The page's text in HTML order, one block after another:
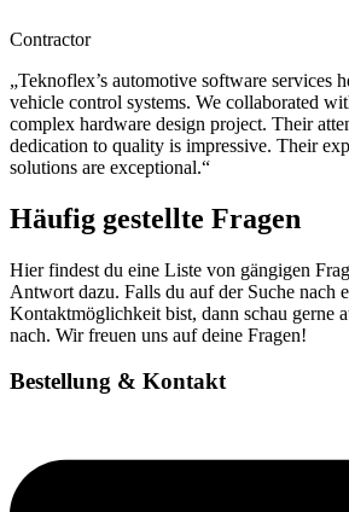
Contractor
„Teknoflex’s automotive software services
vehicle control systems. We collaborated
complex hardware design project. Their
dedication to quality is impressive. Their
solutions are exceptional.“
Häufig gestellte Fragen
Hier findest du eine Liste von gängigen
Antwort dazu. Falls du auf der Suche nach
Kontaktmöglichkeit bist, dann schau gerne
nach. Wir freuen uns auf deine Fragen!
Bestellung & Kontakt